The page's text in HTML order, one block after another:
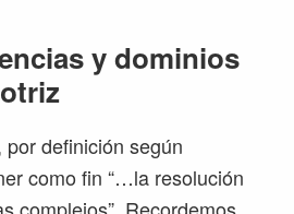
y dominios
definición según
como fin “…la resolución